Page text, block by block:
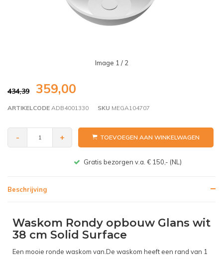
Image 1 / 2
434,39 359,00
ARTIKELCODE ADB4001330 SKU MEGA104707
- + TOEVOEGEN AAN WINKELWAGEN
Gratis bezorgen v.a. € 150,- (NL)
Beschrijving
Waskom Rondy opbouw Glans wit
38 cm Solid Surface
Een mooie ronde waskom van.De waskom heeft een rand van 1